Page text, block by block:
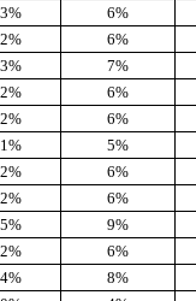
6%
6%
7%
6%
6%
5%
6%
6%
9%
6%
8%